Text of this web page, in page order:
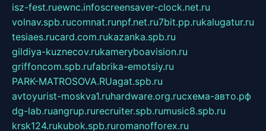
isz-fest.ruewnc.infoscreensaver-clock.net.ru
volnav.spb.rucomnat.runpf.net.ru7bit.pp.rukalugatur.ru
tesiaes.rucard.com.rukazanka.spb.ru
gildiya-kuznecov.rukameryboavision.ru
griffoncom.spb.rufabrika-emotsiy.ru
PARK-MATROSOVA.RUagat.spb.ru
avtoyurist-moskva1.ruhardware.org.ruсхема-авто.рф
dg-lab.ruangrup.rurecruiter.spb.rumusic8.spb.ru
krsk124.rukubok.spb.ruromanofforex.ru